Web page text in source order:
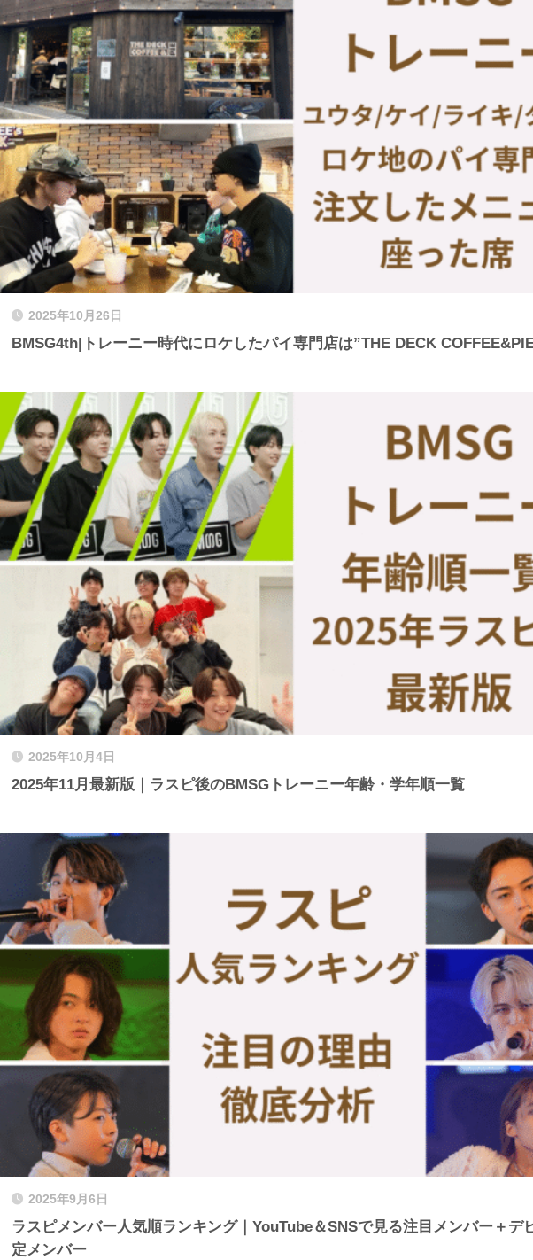
2025年10月26日
BMSG4th|トレーニー時代にロケしたパイ専門店は”THE DECK
2025年10月4日
2025年11月最新版｜ラスピ後のBMSGトレーニー年齢・学年順一覧
2025年9月6日
ラスピメンバー人気順ランキング｜YouTube＆SNSで見る注目メンバー＋デ
定メンバー